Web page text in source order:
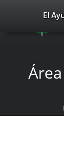
Portal
Web
El